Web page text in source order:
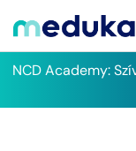
NCD Academy: